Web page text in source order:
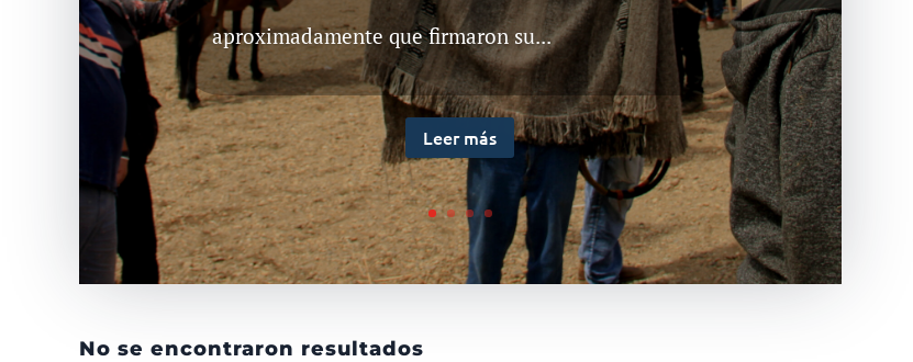
aproximadamente que firmaron su...
Leer más
No se encontraron resultados